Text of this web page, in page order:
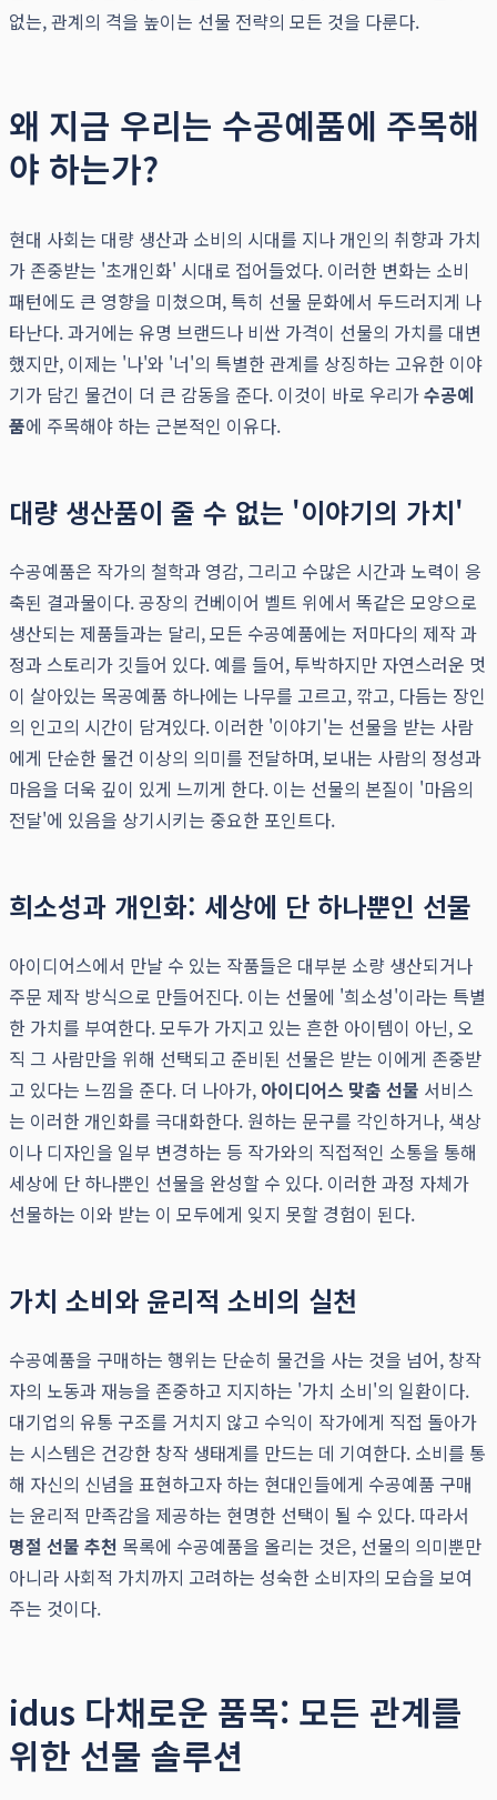
없는, 관계의 격을 높이는 선물 전략의 모든 것을 다룬다.
왜 지금 우리는 수공예품에 주목해
야 하는가?
현대 사회는 대량 생산과 소비의 시대를 지나 개인의 취향과 가치
가 존중받는 '초개인화' 시대로 접어들었다. 이러한 변화는 소비
패턴에도 큰 영향을 미쳤으며, 특히 선물 문화에서 두드러지게 나
타난다. 과거에는 유명 브랜드나 비싼 가격이 선물의 가치를 대변
했지만, 이제는 '나'와 '너'의 특별한 관계를 상징하는 고유한 이야
기가 담긴 물건이 더 큰 감동을 준다. 이것이 바로 우리가수공예
품에 주목해야 하는 근본적인 이유다.
대량 생산품이 줄 수 없는 '이야기의 가치'
수공예품은 작가의 철학과 영감, 그리고 수많은 시간과 노력이 응
축된 결과물이다. 공장의 컨베이어 벨트 위에서 똑같은 모양으로
생산되는 제품들과는 달리, 모든 수공예품에는 저마다의 제작 과
정과 스토리가 깃들어 있다. 예를 들어, 투박하지만 자연스러운 멋
이 살아있는 목공예품 하나에는 나무를 고르고, 깎고, 다듬는 장인
의 인고의 시간이 담겨있다. 이러한 '이야기'는 선물을 받는 사람
에게 단순한 물건 이상의 의미를 전달하며, 보내는 사람의 정성과
마음을 더욱 깊이 있게 느끼게 한다. 이는 선물의 본질이 '마음의
전달'에 있음을 상기시키는 중요한 포인트다.
희소성과 개인화: 세상에 단 하나뿐인 선물
아이디어스에서 만날 수 있는 작품들은 대부분 소량 생산되거나
주문 제작 방식으로 만들어진다. 이는 선물에 '희소성'이라는 특별
한 가치를 부여한다. 모두가 가지고 있는 흔한 아이템이 아닌, 오
직 그 사람만을 위해 선택되고 준비된 선물은 받는 이에게 존중받
고 있다는 느낌을 준다. 더 나아가, 아이디어스 맞춤 선물 서비스
는 이러한 개인화를 극대화한다. 원하는 문구를 각인하거나, 색상
이나 디자인을 일부 변경하는 등 작가와의 직접적인 소통을 통해
세상에 단 하나뿐인 선물을 완성할 수 있다. 이러한 과정 자체가
선물하는 이와 받는 이 모두에게 잊지 못할 경험이 된다.
가치 소비와 윤리적 소비의 실천
수공예품을 구매하는 행위는 단순히 물건을 사는 것을 넘어, 창작
자의 노동과 재능을 존중하고 지지하는 '가치 소비'의 일환이다.
대기업의 유통 구조를 거치지 않고 수익이 작가에게 직접 돌아가
는 시스템은 건강한 창작 생태계를 만드는 데 기여한다. 소비를 통
해 자신의 신념을 표현하고자 하는 현대인들에게 수공예품 구매
는 윤리적 만족감을 제공하는 현명한 선택이 될 수 있다. 따라서
명절 선물 추천 목록에 수공예품을 올리는 것은, 선물의 의미뿐만
아니라 사회적 가치까지 고려하는 성숙한 소비자의 모습을 보여
주는 것이다.
idus 다채로운 품목: 모든 관계를
위한 선물 솔루션